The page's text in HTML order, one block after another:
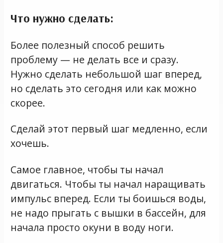
Что нужно сделать:
Более полезный способ решить
проблему — не делать все и сразу.
Нужно сделать небольшой шаг вперед,
но сделать это сегодня или как можно
скорее.
Сделай этот первый шаг медленно, если
хочешь.
Самое главное, чтобы ты начал
двигаться. Чтобы ты начал наращивать
импульс вперед. Если ты боишься воды,
не надо прыгать с вышки в бассейн, для
начала просто окуни в воду ноги.